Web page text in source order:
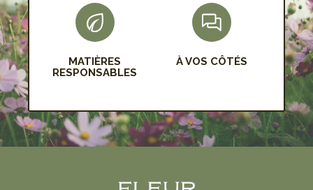
MATIÈRES
RESPONSABLES
À VOS CÔTÉS